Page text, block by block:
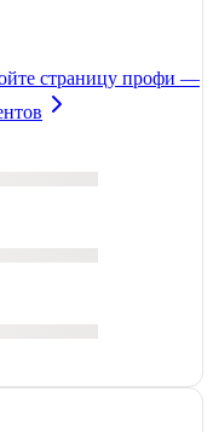
страницу профи —